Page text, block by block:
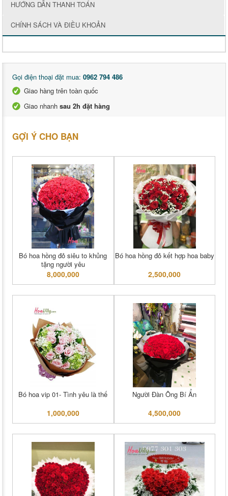
HƯỚNG DẪN THANH TOÁN
CHÍNH SÁCH VÀ ĐIỀU KHOẢN
Gọi điện thoại đặt mua: 0962 794 486
Giao hàng trên toàn quốc
Giao nhanh sau 2h đặt hàng
GỢI Ý CHO BẠN
Bó hoa hồng đỏ siêu to khủng
tặng người yêu
8,000,000
Bó hoa hồng đỏ kết hợp hoa baby
2,500,000
Bó hoa vip 01- Tình yêu là thế
1,000,000
Người Đàn Ông Bí Ẩn
4,500,000